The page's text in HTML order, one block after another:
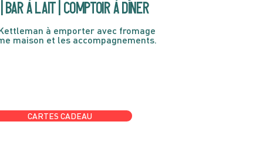
Bar à lait | Comptoir à dîner
à emporter avec fromage
maison et les accompagnements.
CARTES CADEAU